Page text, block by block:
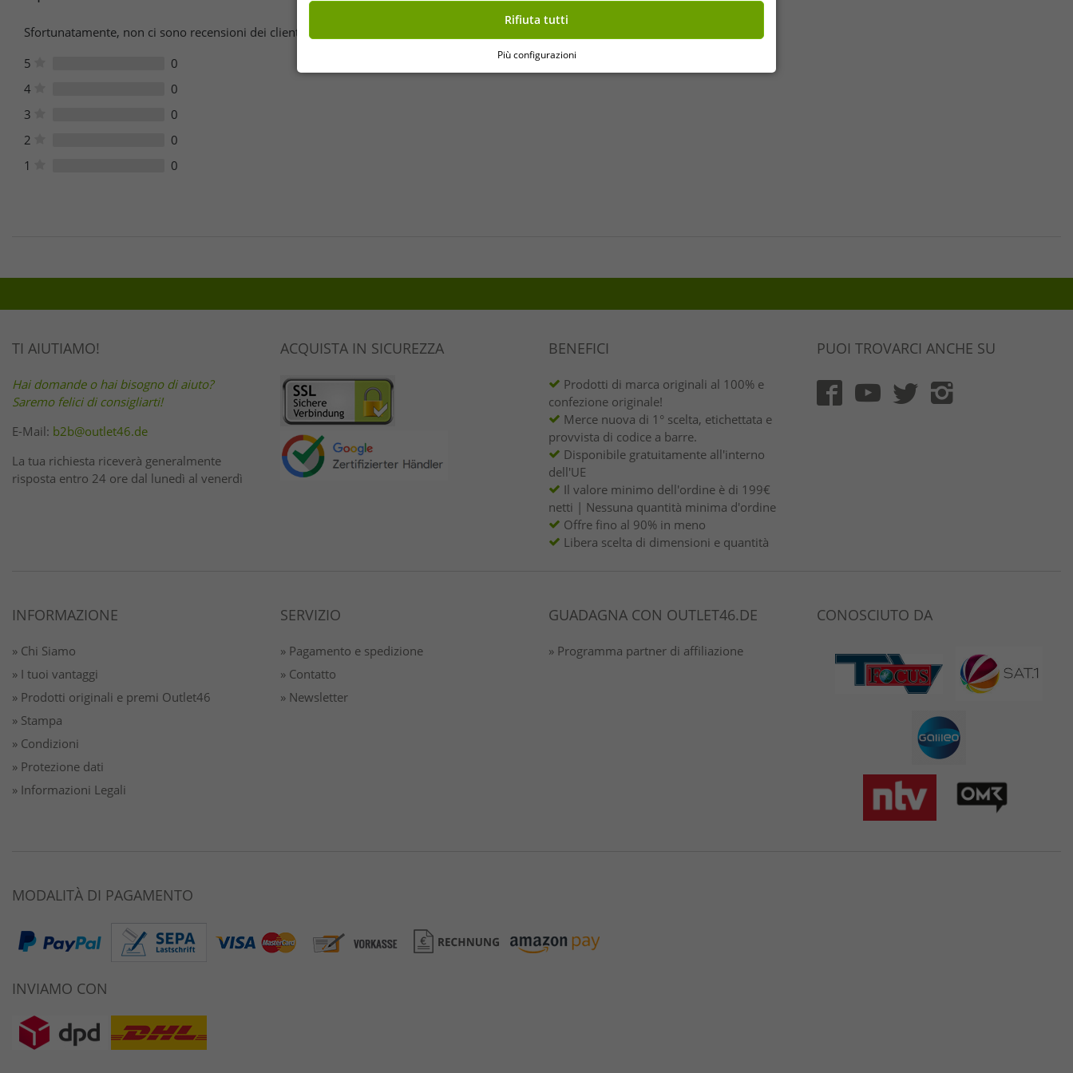
Sfortunatamente, non ci sono recensioni dei clienti per questo articolo.
5
0
4
0
3
0
2
0
1
0
TI AIUTIAMO!
Hai domande o hai bisogno di aiuto?
Saremo felici di consigliarti!
E-Mail: b2b@outlet46.de
La tua richiesta riceverà generalmente
risposta entro 24 ore dal lunedì al venerdì
ACQUISTA IN SICUREZZA BENEFICI
Prodotti di marca originali al 100% e
confezione originale!
Merce nuova di 1° scelta, etichettata e
provvista di codice a barre.
Disponibile gratuitamente all'interno
dell'UE
Il valore minimo dell'ordine è di 199€
netti | Nessuna quantità minima d'ordine
Offre fino al 90% in meno
Libera scelta di dimensioni e quantità
PUOI TROVARCI ANCHE SU
INFORMAZIONE
» Chi Siamo
» I tuoi vantaggi
» Prodotti originali e premi Outlet46
» Stampa
» Condizioni
» Protezione dati
» Informazioni Legali
SERVIZIO
» Pagamento e spedizione
» Contatto
» Newsletter
GUADAGNA CON OUTLET46.DE
» Programma partner di affiliazione
CONOSCIUTO DA
MODALITÀ DI PAGAMENTO
INVIAMO CON
Rifiuta tutti
Più configurazioni